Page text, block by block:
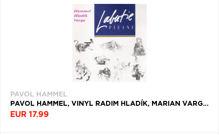
PAVOL HAMMEL
PAVOL HAMMEL, VINYL RADIM HLADÍK, MARIAN VARGA - LABUTIE PIESNE
EUR 17.99